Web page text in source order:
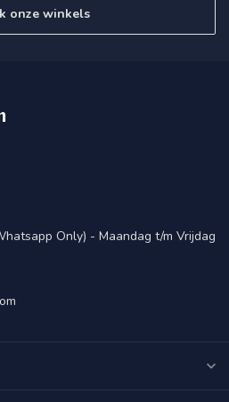
onze winkels
Only) - Maandag t/m Vrijdag